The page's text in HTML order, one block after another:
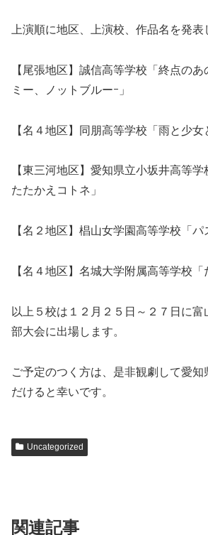
上演順に地区、上演校、作品名を発表
【尾張地区】誠信高等学校「終点のあ
ミー、ノットブルーｰ」
【名４地区】同朋高等学校「雨と少女
【東三河地区】愛知県立小坂井高等
たたかえコトネ」
【名２地区】椙山女学園高等学校「パ
【名４地区】名城大学附属高等学校「
以上５校は１２月２５日～２７日に富
部大会に出場します。
ご予定のつく方は、是非観劇して愛知
だけると幸いです。
Uncategorized
関連記事